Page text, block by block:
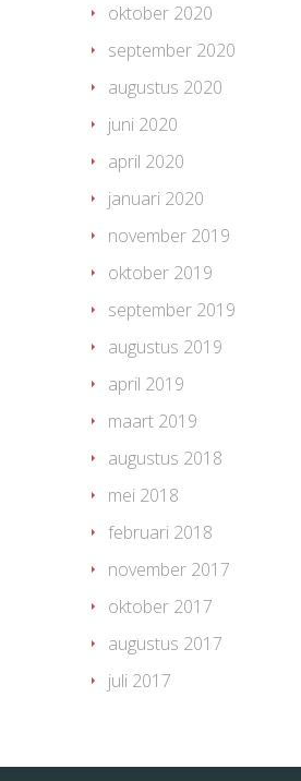
oktober 2020
september 2020
augustus 2020
juni 2020
april 2020
januari 2020
november 2019
oktober 2019
september 2019
augustus 2019
april 2019
maart 2019
augustus 2018
mei 2018
februari 2018
november 2017
oktober 2017
augustus 2017
juli 2017